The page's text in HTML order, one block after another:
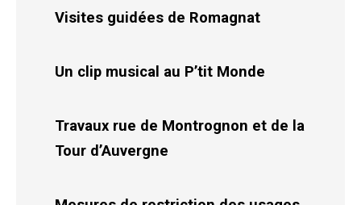
Visites guidées de Romagnat
Un clip musical au P’tit Monde
Travaux rue de Montrognon et de la
Tour d’Auvergne